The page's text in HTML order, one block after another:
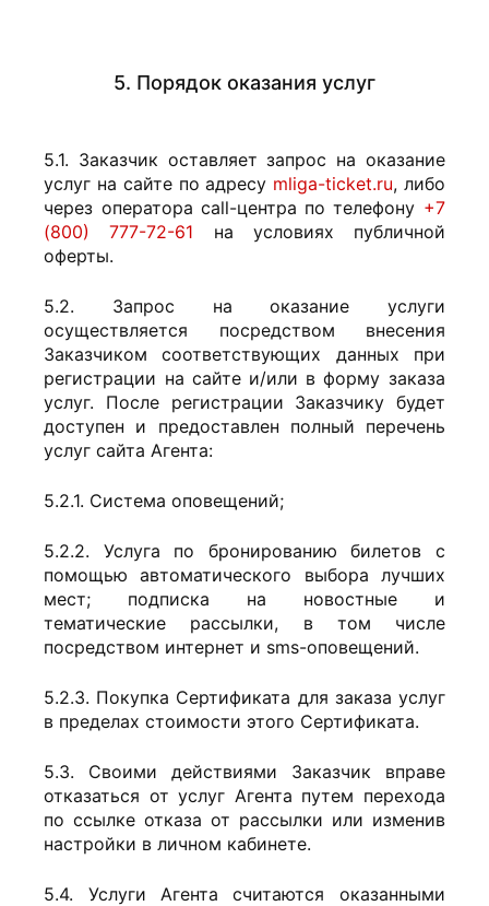
5. Порядок оказания услуг
5.1. Заказчик оставляет запрос на оказание
услуг на сайте по адресу mliga-ticket.ru, либо
через оператора call-центра по телефону +7
(800) 777-72-61 на условиях публичной
оферты.
5.2. Запрос на оказание услуги
осуществляется посредством внесения
Заказчиком соответствующих данных при
регистрации на сайте и/или в форму заказа
услуг. После регистрации Заказчику будет
доступен и предоставлен полный перечень
услуг сайта Агента:
5.2.1. Система оповещений;
5.2.2. Услуга по бронированию билетов с
помощью автоматического выбора лучших
мест; подписка на новостные и
тематические рассылки, в том числе
посредством интернет и sms-оповещений.
5.2.3. Покупка Сертификата для заказа услуг
в пределах стоимости этого Сертификата.
5.3. Своими действиями Заказчик вправе
отказаться от услуг Агента путем перехода
по ссылке отказа от рассылки или изменив
настройки в личном кабинете.
5.4. Услуги Агента считаются оказанными